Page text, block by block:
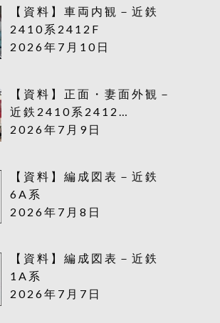
【資料】車両内観－近鉄
2410系2412F
2026年7月10日
【資料】正面・妻面外観－
近鉄2410系2412…
2026年7月9日
【資料】編成図表－近鉄
6A系
2026年7月8日
【資料】編成図表－近鉄
1A系
2026年7月7日